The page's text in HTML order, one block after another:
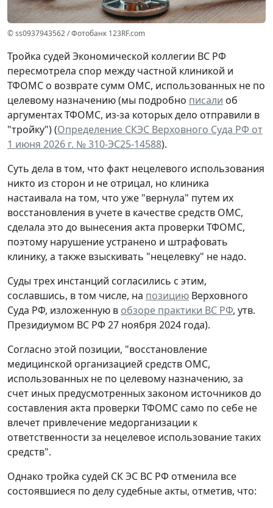
© ss0937943562 / Фотобанк 123RF.com
Тройка судей Экономической коллегии ВС РФ
пересмотрела спор между частной клиникой и
ТФОМС о возврате сумм ОМС, использованных не по
целевому назначению (мы подробно писали об
аргументах ТФОМС, из-за которых дело отправили в
"тройку") (Определение СКЭС Верховного Суда РФ от
1 июня 2026 г. № 310-ЭС25-14588).
Суть дела в том, что факт нецелевого использования
никто из сторон и не отрицал, но клиника
настаивала на том, что уже "вернула" путем их
восстановления в учете в качестве средств ОМС,
сделала это до вынесения акта проверки ТФОМС,
поэтому нарушение устранено и штрафовать
клинику, а также взыскивать "нецелевку" не надо.
Суды трех инстанций согласились с этим,
сославшись, в том числе, на позицию Верховного
Суда РФ, изложенную в обзоре практики ВС РФ, утв.
Президиумом ВС РФ 27 ноября 2024 года).
Согласно этой позиции, "восстановление
медицинской организацией средств ОМС,
использованных не по целевому назначению, за
счет иных предусмотренных законом источниковдо
составления акта проверки ТФОМС само по себе не
влечет привлечение медорганизации к
ответственности за нецелевое использование таких
средств".
Однако тройка судей СК ЭС ВС РФ отменила все
состоявшиеся по делу судебные акты, отметив, что: